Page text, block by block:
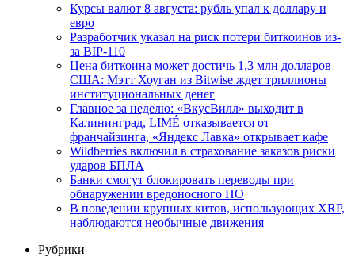
Курсы валют 8 августа: рубль упал к доллару и
евро
Разработчик указал на риск потери биткоинов из-
за BIP-110
Цена биткоина может достичь 1,3 млн долларов
США: Мэтт Хоуган из Bitwise ждет триллионы
институциональных денег
Главное за неделю: «ВкусВилл» выходит в
Калининград, LIMÉ отказывается от
франчайзинга, «Яндекс Лавка» открывает кафе
Wildberries включил в страхование заказов риски
ударов БПЛА
Банки смогут блокировать переводы при
обнаружении вредоносного ПО
В поведении крупных китов, использующих XRP,
наблюдаются необычные движения
Рубрики